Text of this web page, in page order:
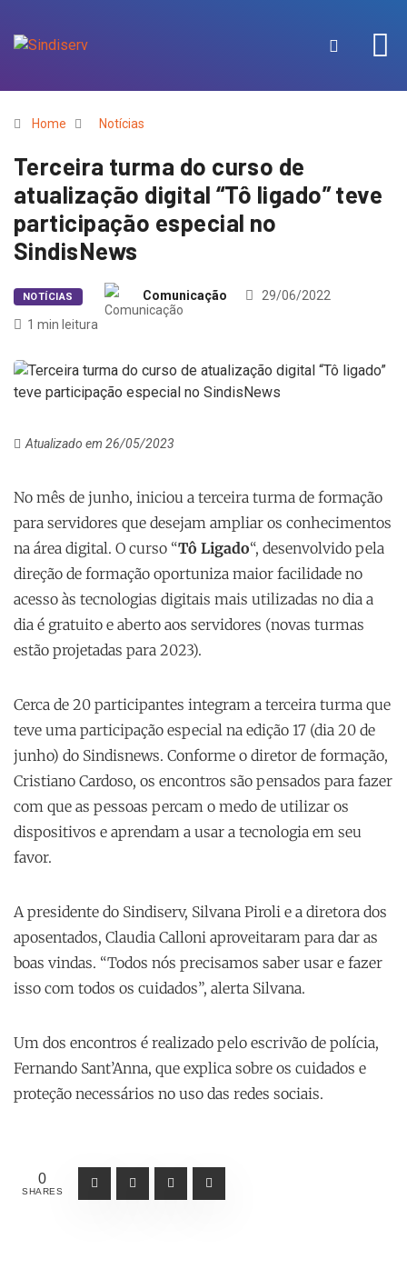
Home Notícias
Terceira turma do curso de
atualização digital “Tô ligado” teve
participação especial no
SindisNews
NOTÍCIAS Comunicação
29/06/2022
1 min leitura
Atualizado em 26/05/2023
No mês de junho, iniciou a terceira turma de formação
para servidores que desejam ampliar os conhecimentos
na área digital. O curso “Tô Ligado“, desenvolvido pela
direção de formação oportuniza maior facilidade no
acesso às tecnologias digitais mais utilizadas no dia a
dia é gratuito e aberto aos servidores (novas turmas
estão projetadas para 2023).
Cerca de 20 participantes integram a terceira turma que
teve uma participação especial na edição 17 (dia 20 de
junho) do Sindisnews. Conforme o diretor de formação,
Cristiano Cardoso, os encontros são pensados para fazer
com que as pessoas percam o medo de utilizar os
dispositivos e aprendam a usar a tecnologia em seu
favor.
A presidente do Sindiserv, Silvana Piroli e a diretora dos
aposentados, Claudia Calloni aproveitaram para dar as
boas vindas. “Todos nós precisamos saber usar e fazer
isso com todos os cuidados”, alerta Silvana.
Um dos encontros é realizado pelo escrivão de polícia,
Fernando Sant’Anna, que explica sobre os cuidados e
proteção necessários no uso das redes sociais.
0
SHARES